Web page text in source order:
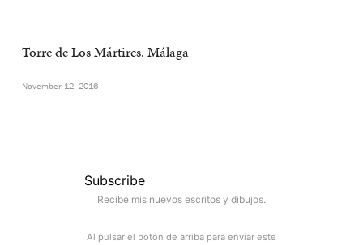
Torre de Los Mártires. Málaga
November 12, 2016
Subscribe
Recibe mis nuevos escritos y dibujos.
Al pulsar el botón de arriba para enviar este